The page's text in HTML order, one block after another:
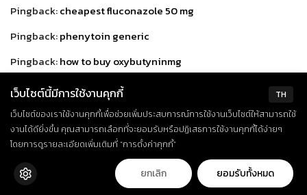
Pingback:cheapest fluconazole 50 mg
Pingback:phenytoin generic
Pingback:how to buy oxybutyninmg
Pingback: doxycycline for sale
Pingback:bisacodyl 5 mg generic
Pingback: buy viagra on line
Pingback:
where can i buy venlafaxine
Pingback:
amitriptyline 10 mg prices
TH
เว็บไซต์นี้มีการใช้งานคุกกี้
เว็บไซต์ของเราใช้งานคุกกี้เพื่อช่วยเพิ่มประสบการณ์การใช้งานเว็บไซต์ให้สามารถใช้
งานได้ดียิ่งขึ้น คุณสามารถเลือกที่จะยอมรับหรือปฏิเสธการใช้งานคุกกี้ได้ง่ายๆ
โดยการดูรายละเอียดเพิ่มเติมที่ “การตั้งค่าคุกกี้”
ยกเลิก ยอมรับทั้งหมด